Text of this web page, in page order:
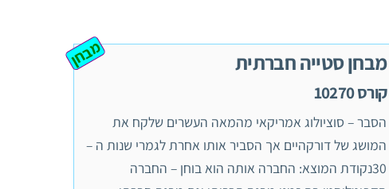
מבחן סטייה חברתית
קורס 10270
מבחן
הסבר – סוציולוג אמריקאי מהמאה העשרים שלקח את
המושג של דורקהיים אך הסביר אותו אחרת לגמרי שנות ה –
30נקודת המוצא: החברה אותה הוא בוחן – החברה